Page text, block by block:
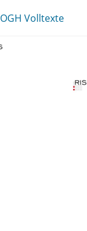
OGH Volltexte